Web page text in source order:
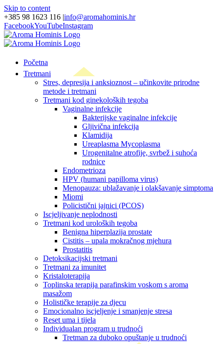
Skip to content
+385 98 1623 116 |info@aromahominis.hr
FacebookYouTubeInstagram
Početna
Tretmani
Stres, depresija i anksioznost – učinkovite prirodne
metode i tretmani
Tretmani kod ginekoloških tegoba
Vaginalne infekcije
Bakterijske vaginalne infekcije
Gljivična infekcija
Klamidija
Ureaplasma Mycoplasma
Urogenitalne atrofije, svrbež i suhoća
rodnice
Endometrioza
HPV (humani papilloma virus)
Menopauza: ublažavanje i olakšavanje simptoma
Miomi
Policistični jajnici (PCOS)
Iscjeljivanje neplodnosti
Tretmani kod uroloških tegoba
Benigna hiperplazija prostate
Cistitis – upala mokračnog mjehura
Prostatitis
Detoksikacijski tretmani
Tretmani za imunitet
Kristaloterapija
Toplinska terapija parafinskim voskom s aroma
masažom
Holističke terapije za djecu
Emocionalno iscjeljenje i smanjenje stresa
Reset uma i tijela
Individualan program u trudnoći
Tretman za duboko opuštanje u trudnoći